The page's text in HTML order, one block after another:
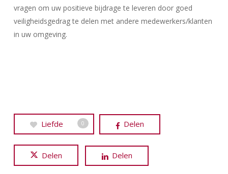
vragen om uw positieve bijdrage te leveren door goed
veiligheidsgedrag te delen met andere medewerkers/klanten
in uw omgeving.
Liefde 0 Delen
Delen Delen